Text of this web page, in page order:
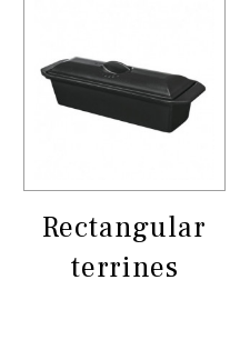
Rectangular
terrines